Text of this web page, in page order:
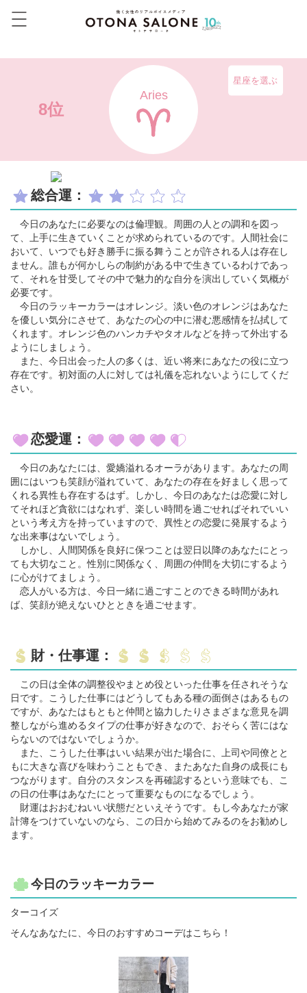
8位
Aries
星座を選ぶ
総合運：
今日のあなたに必要なのは倫理観。周囲の人との調和を図っ
て、上手に生きていくことが求められているのです。人間社会に
おいて、いつでも好き勝手に振る舞うことが許される人は存在し
ません。誰もが何かしらの制約がある中で生きているわけであっ
て、それを甘受してその中で魅力的な自分を演出していく気概が
必要です。
今日のラッキーカラーはオレンジ。淡い色のオレンジはあなた
を優しい気分にさせて、あなたの心の中に潜む悪感情を払拭して
くれます。オレンジ色のハンカチやタオルなどを持って外出する
ようにしましょう。
また、今日出会った人の多くは、近い将来にあなたの役に立つ
存在です。初対面の人に対しては礼儀を忘れないようにしてくだ
さい。
恋愛運：
今日のあなたには、愛嬌溢れるオーラがあります。あなたの周
囲にはいつも笑顔が溢れていて、あなたの存在を好ましく思って
くれる異性も存在するはず。しかし、今日のあなたは恋愛に対し
てそれほど貪欲にはなれず、楽しい時間を過ごせればそれでいい
という考え方を持っていますので、異性との恋愛に発展するよう
な出来事はないでしょう。
しかし、人間関係を良好に保つことは翌日以降のあなたにとっ
ても大切なこと。性別に関係なく、周囲の仲間を大切にするよう
に心がけてましょう。
恋人がいる方は、今日一緒に過ごすことのできる時間があれ
ば、笑顔が絶えないひとときを過ごせます。
財・仕事運：
この日は全体の調整役やまとめ役といった仕事を任されそうな
日です。こうした仕事にはどうしてもある種の面倒さはあるもの
ですが、あなたはもともと仲間と協力したりさまざまな意見を調
整しながら進めるタイプの仕事が好きなので、おそらく苦にはな
らないのではないでしょうか。
また、こうした仕事はいい結果が出た場合に、上司や同僚とと
もに大きな喜びを味わうこともでき、またあなた自身の成長にも
つながります。自分のスタンスを再確認するという意味でも、こ
の日の仕事はあなたにとって重要なものになるでしょう。
財運はおおむねいい状態だといえそうです。もし今あなたが家
計簿をつけていないのなら、この日から始めてみるのをお勧めし
ます。
今日のラッキーカラー
ターコイズ
そんなあなたに、今日のおすすめコーデはこちら！